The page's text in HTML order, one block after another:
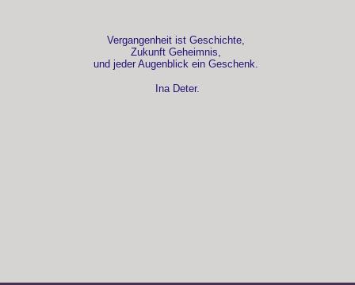
Vergangenheit ist Geschichte,
Zukunft Geheimnis,
und jeder Augenblick ein Geschenk.
Ina Deter.